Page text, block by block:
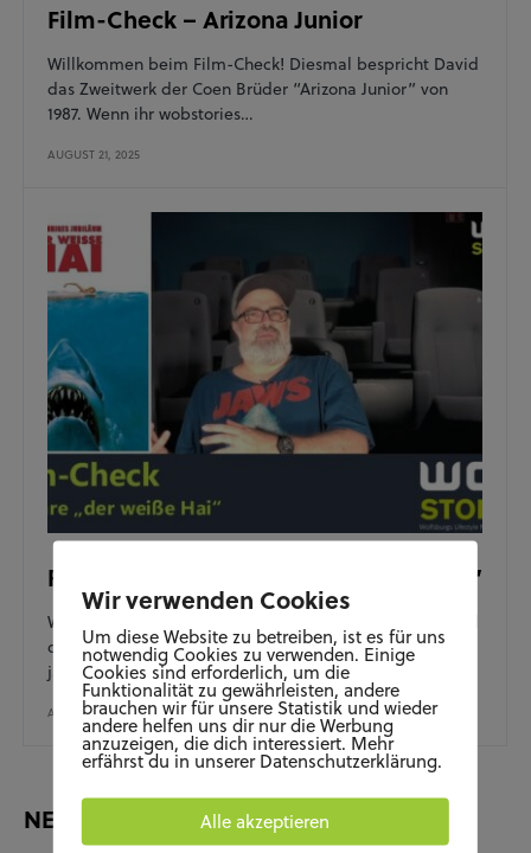
Film-Check – Arizona Junior
Willkommen beim Film-Check! Diesmal bespricht David
das Zweitwerk der Coen Brüder “Arizona Junior” von
1987. Wenn ihr wobstories…
AUGUST 21, 2025
Film-Check – 50 Jahre “der weiße Hai”
Willkommen beim Film-Check! Diesmal bespricht David
den Film Klassiker “der weiße Hai” . Passend zum 50
jährigen Jubiläum…
AUGUST 14, 2025
NEUESTE BEITRÄGE
Wir verwenden Cookies
Um diese Website zu betreiben, ist es für uns
notwendig Cookies zu verwenden. Einige
Cookies sind erforderlich, um die
Funktionalität zu gewährleisten, andere
brauchen wir für unsere Statistik und wieder
andere helfen uns dir nur die Werbung
anzuzeigen, die dich interessiert. Mehr
erfährst du in unserer Datenschutzerklärung.
Alle akzeptieren